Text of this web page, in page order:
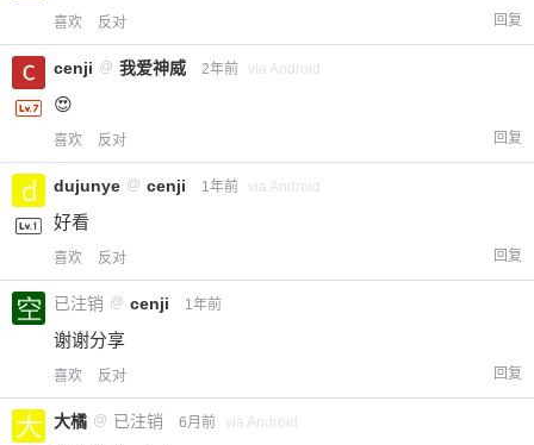
喜欢 反对 回复
cenji @ 我爱神威 2年前 via Android
😍
喜欢 反对 回复
dujunye @ cenji 1年前 via Android
好看
喜欢 反对 回复
已注销 @ cenji 1年前
谢谢分享
喜欢 反对 回复
大橘 @ 已注销 6月前 via Android